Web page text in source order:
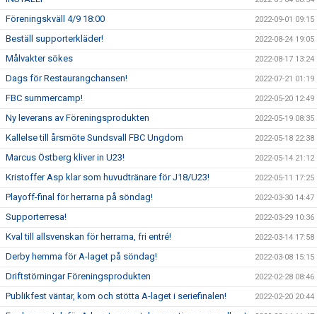
Föreningskväll 4/9 18:00 2022-09-01 09:15
Beställ supporterkläder! 2022-08-24 19:05
Målvakter sökes 2022-08-17 13:24
Dags för Restaurangchansen! 2022-07-21 01:19
FBC summercamp! 2022-05-20 12:49
Ny leverans av Föreningsprodukten 2022-05-19 08:35
Kallelse till årsmöte Sundsvall FBC Ungdom 2022-05-18 22:38
Marcus Östberg kliver in U23! 2022-05-14 21:12
Kristoffer Asp klar som huvudtränare för J18/U23! 2022-05-11 17:25
Playoff-final för herrarna på söndag! 2022-03-30 14:47
Supporterresa! 2022-03-29 10:36
Kval till allsvenskan för herrarna, fri entré! 2022-03-14 17:58
Derby hemma för A-laget på söndag! 2022-03-08 15:15
Driftstörningar Föreningsprodukten 2022-02-28 08:46
Publikfest väntar, kom och stötta A-laget i seriefinalen! 2022-02-20 20:44